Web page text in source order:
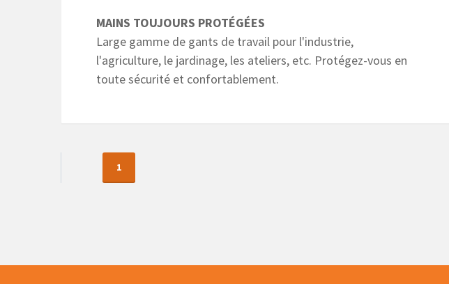
MAINS TOUJOURS PROTÉGÉES
Large gamme de gants de travail pour l'industrie,
l'agriculture, le jardinage, les ateliers, etc. Protégez-vous en
toute sécurité et confortablement.
1